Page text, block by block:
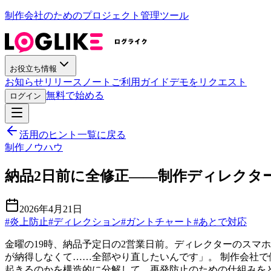
制作会社のためのプロジェクト管理ツール
お役立ち情報
お知らせリリースノート ご利用ガイドデモをリクエスト
ログイン 無料で始める
活用のヒント一覧に戻る
制作ノウハウ
納品2日前に全修正——制作ディレクタ
2026年4月21日
#炎上防止#ディレクション#ガントチャート #あとで対応
金曜の19時、納品予定日の2営業日前。ディレクターのスマ
が納得しなくて……全部やり直したいんです」。 制作会社